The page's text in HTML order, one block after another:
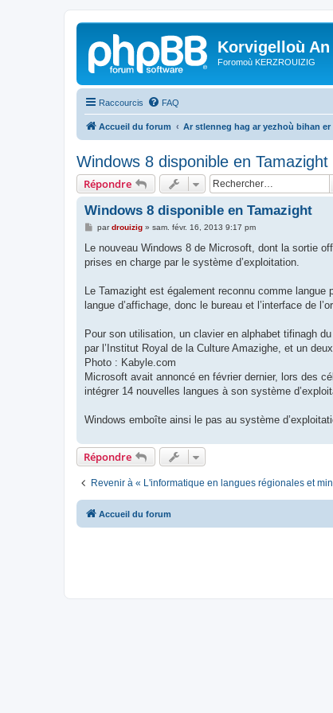
Korvigelloù An
Foromoù KERZROUIZIG
Raccourcis FAQ
Accueil du forum Ar stlenneg hag ar yezhoù bihan er
Windows 8 disponible en Tamazight
Répondre
Windows 8 disponible en Tamazight
M
s
a
pardrouizig» sam. févr. 16, 2013 9:17 pm
Le nouveau Windows 8 de Microsoft, dont la sortie
prises en charge par le système d’exploitation.
Le Tamazight est également reconnu comme
langue d’affichage, donc le bureau et l’interface de
Pour son utilisation, un clavier en alphabet tifinagh
par l’Institut Royal de la Culture Amazighe, et un
Photo : Kabyle.com
Microsoft avait annoncé en février dernier, lors des
intégrer 14 nouvelles langues à son système
Windows emboîte ainsi le pas au système
Répondre
Revenir à « L'informatique en langues régionales et
Accueil du forum